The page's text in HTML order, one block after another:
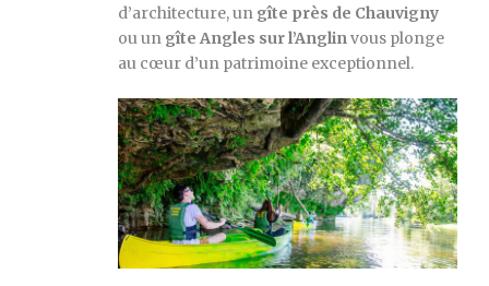
d’architecture, un gîte près de Chauvigny
ou un gîte Angles sur l’Anglinvous plonge
au cœur d’un patrimoine exceptionnel.